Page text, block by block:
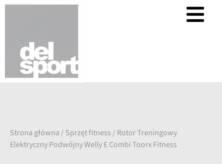
Strona główna / Sprzęt fitness / Rotor Treningowy
Elektryczny Podwójny Welly E Combi Toorx Fitness